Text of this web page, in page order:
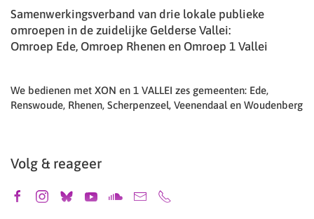
Samenwerkingsverband van drie lokale publieke
omroepen in de zuidelijke Gelderse Vallei:
Omroep Ede, Omroep Rhenen en Omroep 1 Vallei
We bedienen met XON en 1 VALLEI zes gemeenten: Ede,
Renswoude, Rhenen, Scherpenzeel, Veenendaal en Woudenberg
Volg & reageer